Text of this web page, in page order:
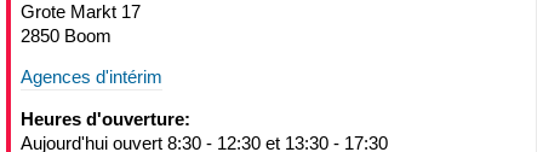
Grote Markt 17
2850 Boom
Agences d'intérim
Heures d'ouverture:
Aujourd'hui ouvert 8:30 - 12:30 et 13:30 - 17:30